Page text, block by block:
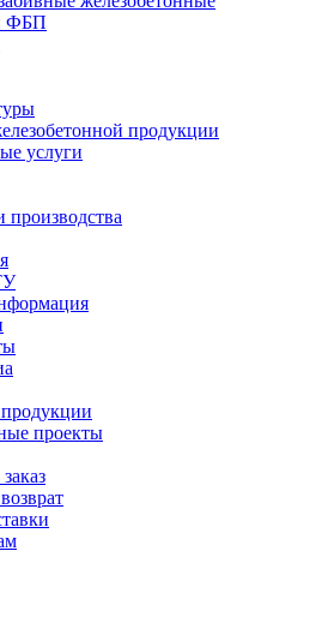
ФБП
продукции
услуги
проекты